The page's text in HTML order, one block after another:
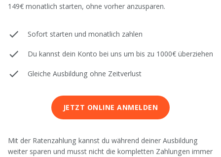
149€ monatlich starten, ohne vorher anzusparen.
Sofort starten und monatlich zahlen
Du kannst dein Konto bei uns um bis zu 1000€ überziehen
Gleiche Ausbildung ohne Zeitverlust
JETZT ONLINE ANMELDEN
Mit der Ratenzahlung kannst du während deiner Ausbildung
weiter sparen und musst nicht die kompletten Zahlungen immer